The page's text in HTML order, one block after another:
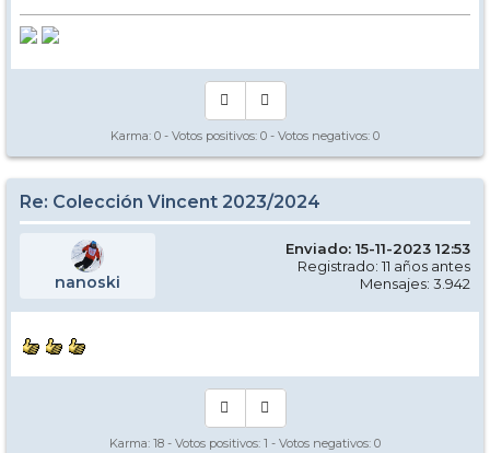
Karma: 0 - Votos positivos: 0 - Votos negativos: 0
Re: Colección Vincent 2023/2024
nanoski
Enviado: 15-11-2023 12:53
Registrado: 11 años antes
Mensajes: 3.942
Karma: 18 - Votos positivos: 1 - Votos negativos: 0